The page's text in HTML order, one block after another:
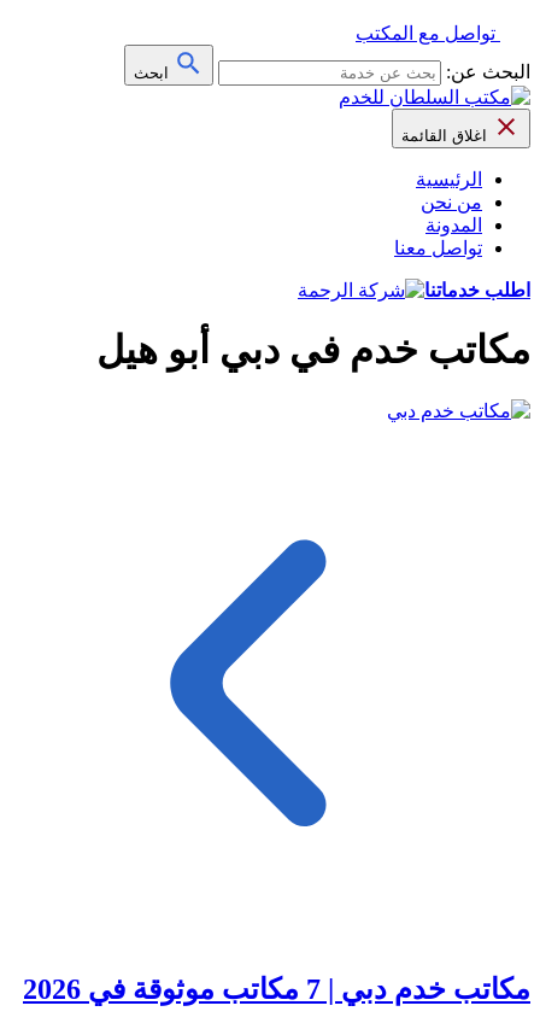
تواصل مع المكتب
البحث عن:
ابحث
اغلاق القائمة
الرئيسية
من نحن
المدونة
تواصل معنا
اطلب خدماتنا
مكاتب خدم في دبي أبو هيل
مكاتب خدم دبي | 7 مكاتب موثوقة في 2026